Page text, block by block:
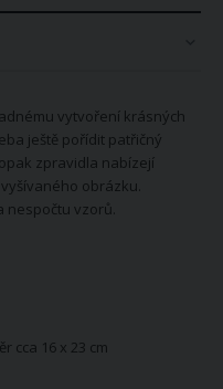
vytvoření krásných
ještě pořídit patřičný
zpravidla nabízejí
obrázku.
nespočtu vzorů.
cca 16 x 23 cm